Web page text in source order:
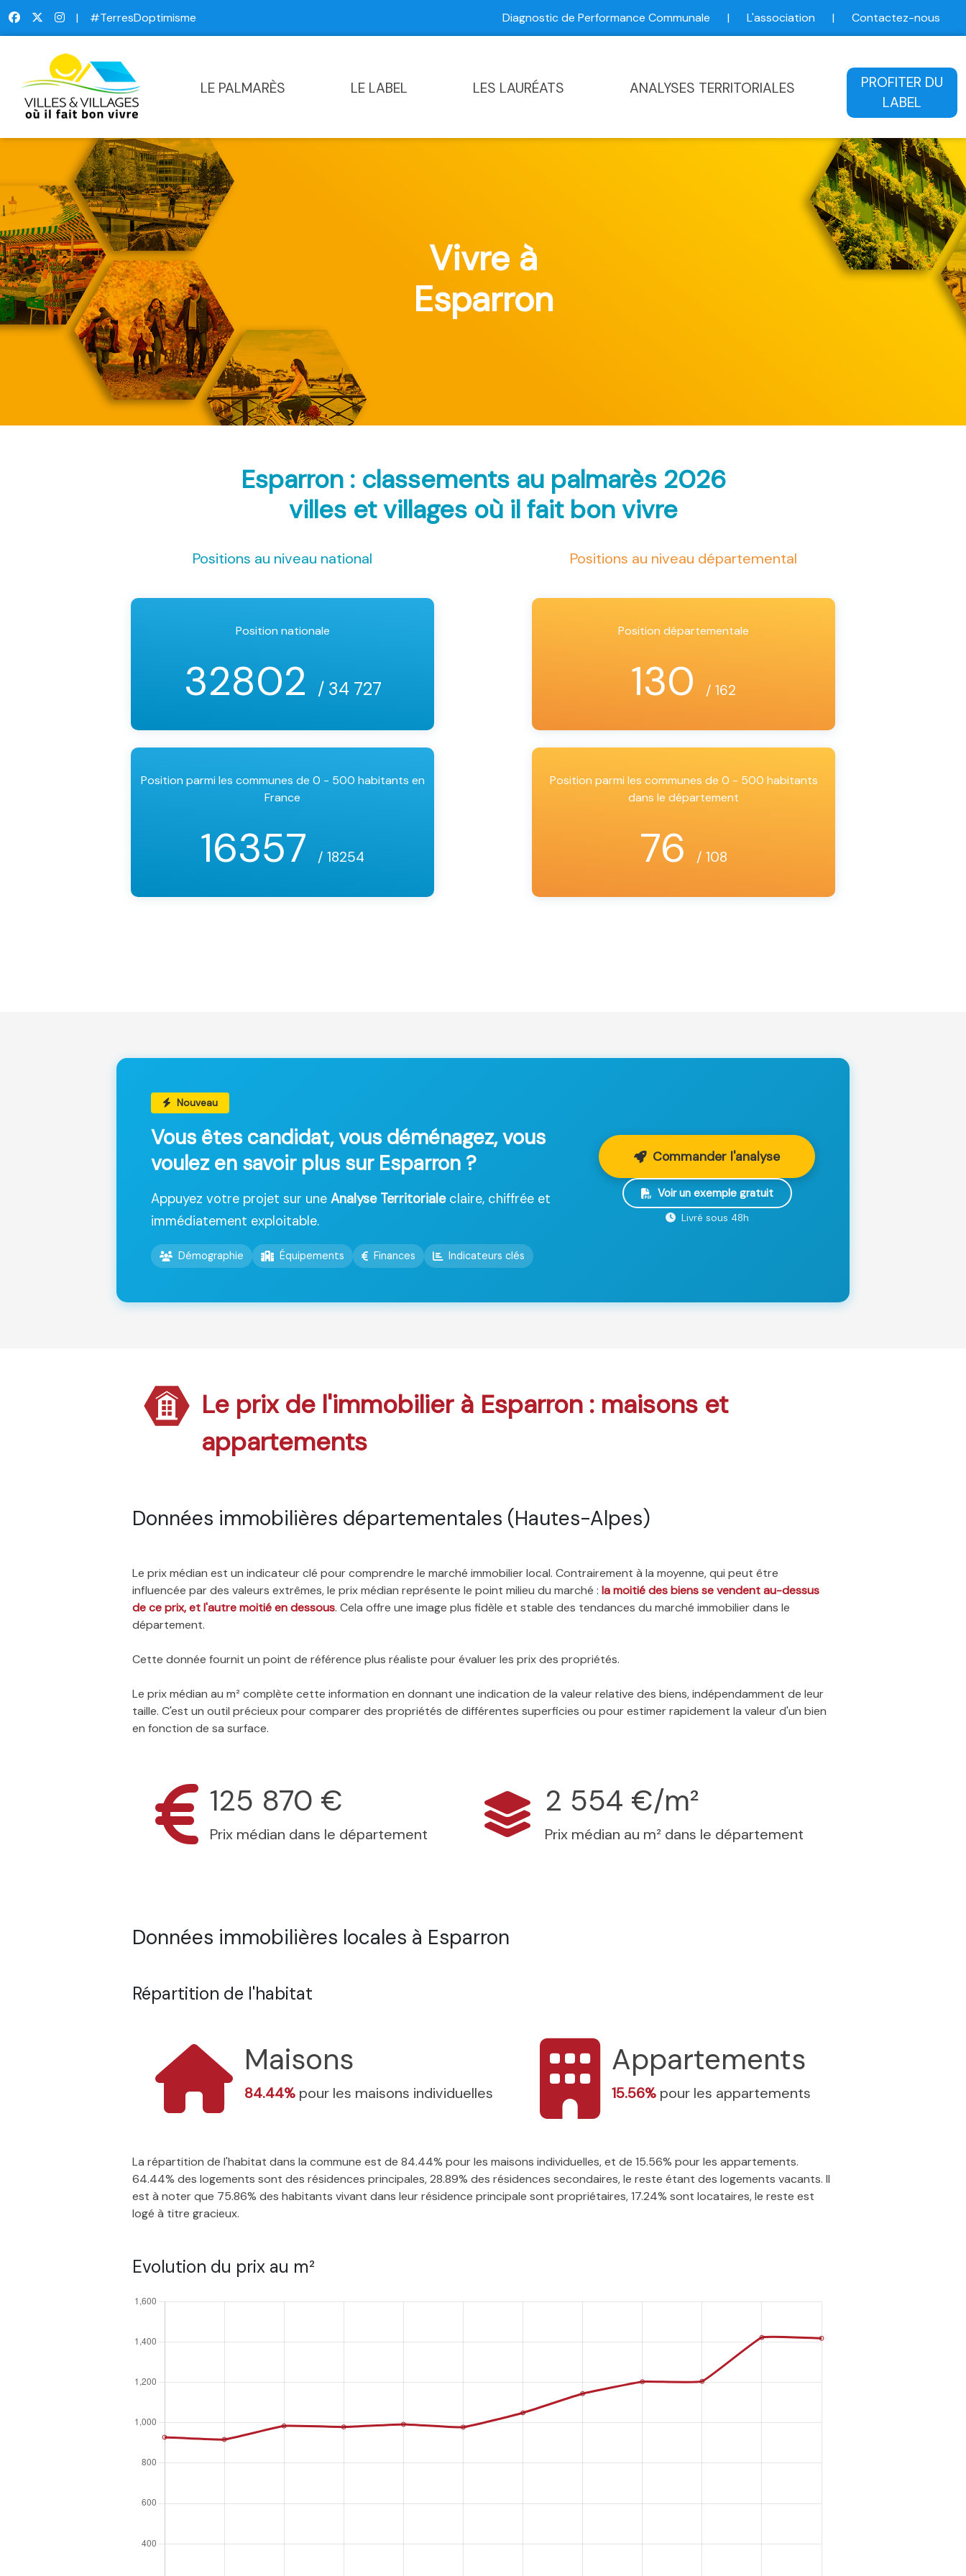
| #TerresDoptimisme Diagnostic de Performance Communale | L'association | Contactez-nous
LE PALMARÈS LE LABEL LES LAURÉATS ANALYSES TERRITORIALES
PROFITER DU
LABEL
Vivre à
Esparron
Esparron : classements au palmarès 2026
villes et villages où il fait bon vivre
Positions au niveau national
Position nationale
32802 / 34 727
Position parmi les communes de 0 - 500 habitants en
France
16357 / 18254
Positions au niveau départemental
Position départementale
130 / 162
Position parmi les communes de 0 - 500 habitants
dans le département
76 / 108
Nouveau
Vous êtes candidat, vous déménagez, vous
voulez en savoir plus sur Esparron ?
Appuyez votre projet sur une Analyse Territorialeclaire, chiffrée et
immédiatement exploitable.
Démographie Équipements Finances Indicateurs clés
Commander l'analyse
Voir un exemple gratuit
Livré sous 48h
Le prix de l'immobilier à Esparron : maisons et
appartements
Données immobilières départementales (Hautes-Alpes)
Le prix médian est un indicateur clé pour comprendre le marché immobilier local. Contrairement à la moyenne, qui peut être
influencée par des valeurs extrêmes, le prix médian représente le point milieu du marché : la moitié des biens se vendent au-dessus
de ce prix, et l'autre moitié en dessous. Cela offre une image plus fidèle et stable des tendances du marché immobilier dans le
département.
Cette donnée fournit un point de référence plus réaliste pour évaluer les prix des propriétés.
Le prix médian au m² complète cette information en donnant une indication de la valeur relative des biens, indépendamment de leur
taille. C'est un outil précieux pour comparer des propriétés de différentes superficies ou pour estimer rapidement la valeur d'un bien
en fonction de sa surface.
125 870 €
Prix médian dans le département
2 554 €/m²
Prix médian au m² dans le département
Données immobilières locales à Esparron
Répartition de l'habitat
Maisons
84.44% pour les maisons individuelles
Appartements
15.56% pour les appartements
La répartition de l'habitat dans la commune est de 84.44% pour les maisons individuelles, et de 15.56% pour les appartements.
64.44% des logements sont des résidences principales, 28.89% des résidences secondaires, le reste étant des logements vacants. Il
est à noter que 75.86% des habitants vivant dans leur résidence principale sont propriétaires, 17.24% sont locataires, le reste est
logé à titre gracieux.
Evolution du prix au m²